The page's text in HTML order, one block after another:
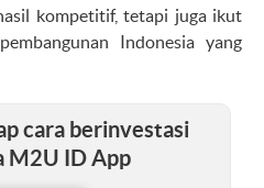
kompetitif, tetapi juga ikut
Indonesia yang
cara berinvestasi
M2U ID App